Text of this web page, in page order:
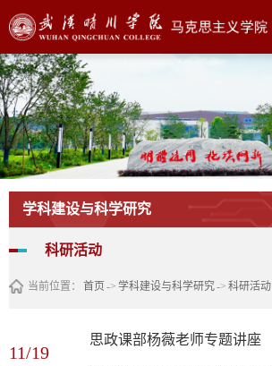
学科建设与科学研究
科研活动
当前位置： 首页 -> 学科建设与科学研究-> 科研活动
11/19
思政课部杨薇老师专题讲座